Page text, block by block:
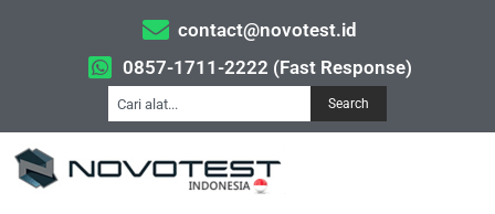
contact@novotest.id
0857-1711-2222 (Fast Response)
Search